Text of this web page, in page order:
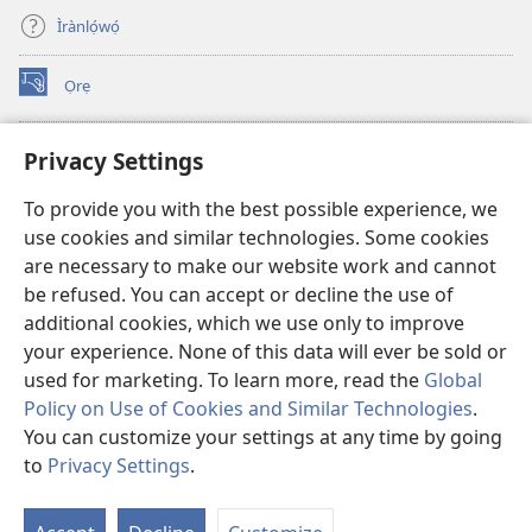
Privacy Settings
To provide you with the best possible experience, we
use cookies and similar technologies. Some cookies
are necessary to make our website work and cannot
be refused. You can accept or decline the use of
additional cookies, which we use only to improve
your experience. None of this data will ever be sold or
used for marketing. To learn more, read the Global
Policy on Use of Cookies and Similar Technologies.
You can customize your settings at any time by going
to Privacy Settings.
Ìrànlọ́wọ́
Ọrẹ
(opens
new
ÀKÁ ÌWÉ ORÍ ÍŃTÁNẸ́Ẹ̀TÌ TI Watchtower™
(opens
window)JW Hub
(opens
new
window)JW Library
Watchtower Library ®
Copyright© 2026 Watch Tower Bible and Tract Society of Pennsylvania.
ÀDÉHÙN LÍLO ÌKÀNNÌ